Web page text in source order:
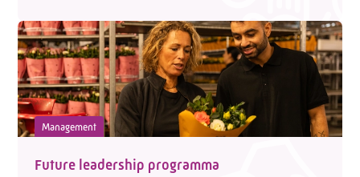
Management
Future leadership programma